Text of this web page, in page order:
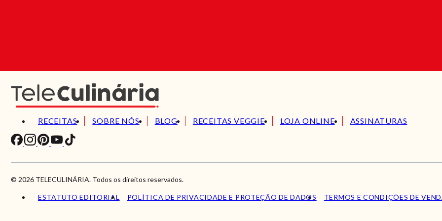
RECEITAS SOBRE NÓS BLOG RECEITAS VEGGIE LOJA ONLINE ASSINATURAS
© 2026 TELECULINÁRIA. Todos os direitos reservados.
ESTATUTO EDITORIAL POLÍTICA DE PRIVACIDADE E PROTEÇÃO DE DADOS TERMOS E CONDIÇÕES DE